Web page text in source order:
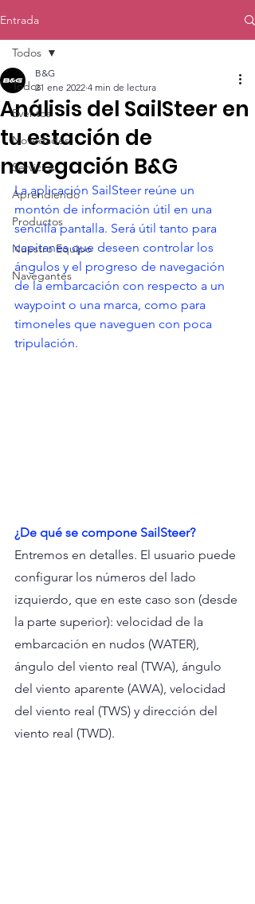
Entrada
Todos
Eventos
Novedades
Servicios
Aprendiendo
Productos
Nuestro Equipo
Navegantes
Todos
Análisis del SailSteer en
tu estación de
navegación B&G
B&G
21 ene 2022 4 min de lectura
La aplicación SailSteer reúne un
montón de información útil en una
sencilla pantalla. Será útil tanto para
capitanes que deseen controlar los
ángulos y el progreso de navegación
de la embarcación con respecto a un
waypoint o una marca, como para
timoneles que naveguen con poca
tripulación.
¿De qué se compone SailSteer?
Entremos en detalles. El usuario puede
configurar los números del lado
izquierdo, que en este caso son (desde
la parte superior): velocidad de la
embarcación en nudos (WATER),
ángulo del viento real (TWA), ángulo
del viento aparente (AWA), velocidad
del viento real (TWS) y dirección del
viento real (TWD).